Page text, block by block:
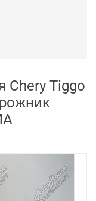
Chery Tiggo